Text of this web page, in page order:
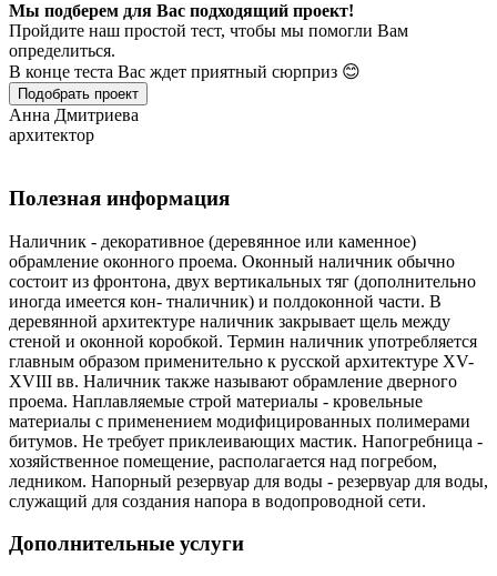
Мы подберем для Вас подходящий проект!
Пройдите наш простой тест, чтобы мы помогли Вам
определиться.
В конце теста Вас ждет приятный сюрприз 😊
Подобрать проект
Анна Дмитриева
архитектор
Полезная информация
Наличник - декоративное (деревянное или каменное)
обрамление оконного проема. Оконный наличник обычно
состоит из фронтона, двух вертикальных тяг (дополнительно
иногда имеется кон- тналичник) и полдоконной части. В
деревянной архитектуре наличник закры­вает щель между
стеной и оконной коробкой. Термин наличник употребляется
главным образом применительно к русской архитектуре XV-
XVIII вв. Наличник также называют обрамление дверного
проема. Наплавляемые строй материалы - кровельные
материалы с применением модифицированных полимерами
битумов. Не требует приклеивающих мастик. Напогребница -
хозяйственное помещение, располагается над погребом,
ледником. Напорный резервуар для воды - резервуар для воды,
служащий для создания напора в водопроводной сети.
Дополнительные услуги